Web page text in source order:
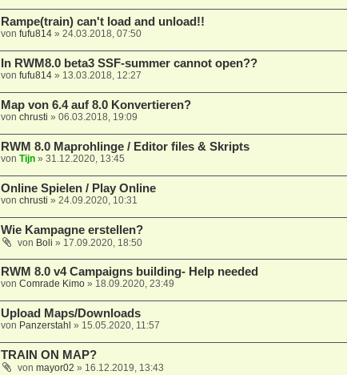
Rampe(train) can't load and unload!!
von fufu814» 24.03.2018, 07:50
In RWM8.0 beta3 SSF-summer cannot open??
von fufu814» 13.03.2018, 12:27
Map von 6.4 auf 8.0 Konvertieren?
von chrusti » 06.03.2018, 19:09
RWM 8.0 Maprohlinge / Editor files & Skripts
von Tijn» 31.12.2020, 13:45
Online Spielen / Play Online
von chrusti » 24.09.2020, 10:31
Wie Kampagne erstellen?
von Boli » 17.09.2020, 18:50
RWM 8.0 v4 Campaigns building- Help needed
von Comrade Kimo» 18.09.2020, 23:49
Upload Maps/Downloads
von Panzerstahl » 15.05.2020, 11:57
TRAIN ON MAP?
von mayor02 » 16.12.2019, 13:43